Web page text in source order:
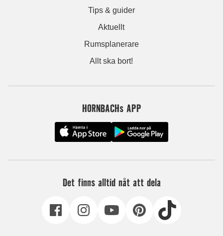
Tips & guider
Aktuellt
Rumsplanerare
Allt ska bort!
HORNBACHs APP
Det finns alltid nåt att dela